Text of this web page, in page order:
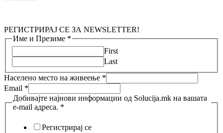
РЕГИСТРИРАЈ СЕ ЗА NEWSLETTER!
Име и Презиме *
First
Last
Населено место на живеење *
Email *
Добивајте најнови информации од Solucija.mk на вашата
e-mail адреса. *
Регистрирај се